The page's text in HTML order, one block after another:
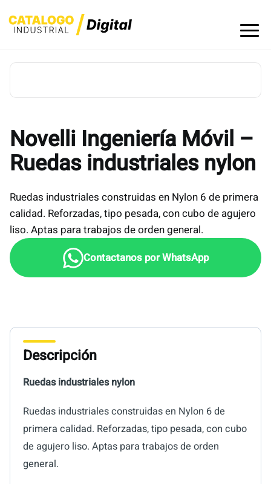
to
Novelli Ingeniería Móvil –
Ruedas industriales nylon
Ruedas industriales construidas en Nylon 6 de primera
calidad. Reforzadas, tipo pesada, con cubo de agujero
liso. Aptas para trabajos de orden general.
Descripción
Ruedas industriales nylon
Ruedas industriales construidas en Nylon 6 de
primera calidad. Reforzadas, tipo pesada, con cubo
de agujero liso. Aptas para trabajos de orden
general.